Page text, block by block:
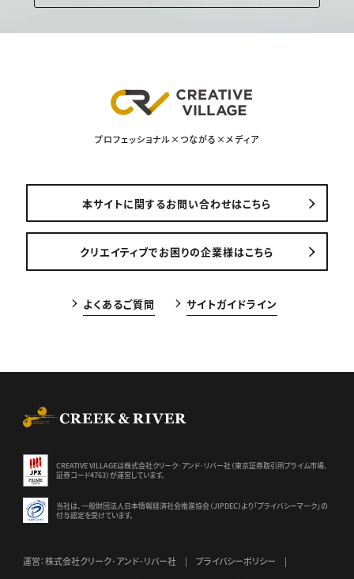
プロフェッショナル×つながる×メディア
本サイトに関するお問い合わせはこちら
クリエイティブでお困りの企業様はこちら
よくあるご質問 サイトガイドライン
CREATIVE VILLAGEは株式会社クリーク･アンド･リバー社（東京証券取引所プライム市場、
証券コード4763）が運営しています。
当社は、一般財団法人日本情報経済社会推進協会（JIPDEC）より 「プライバシーマーク」の
付与認定を受けています。
運営：株式会社クリーク･アンド･リバー社
プライバシーポリシー